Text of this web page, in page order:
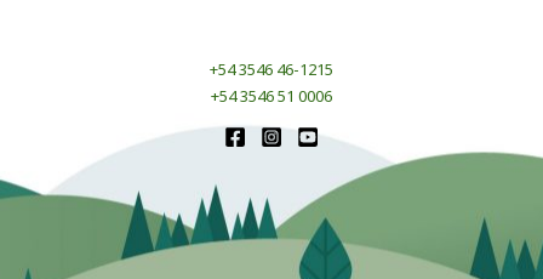
+54 3546 46-1215
+54 3546 51 0006